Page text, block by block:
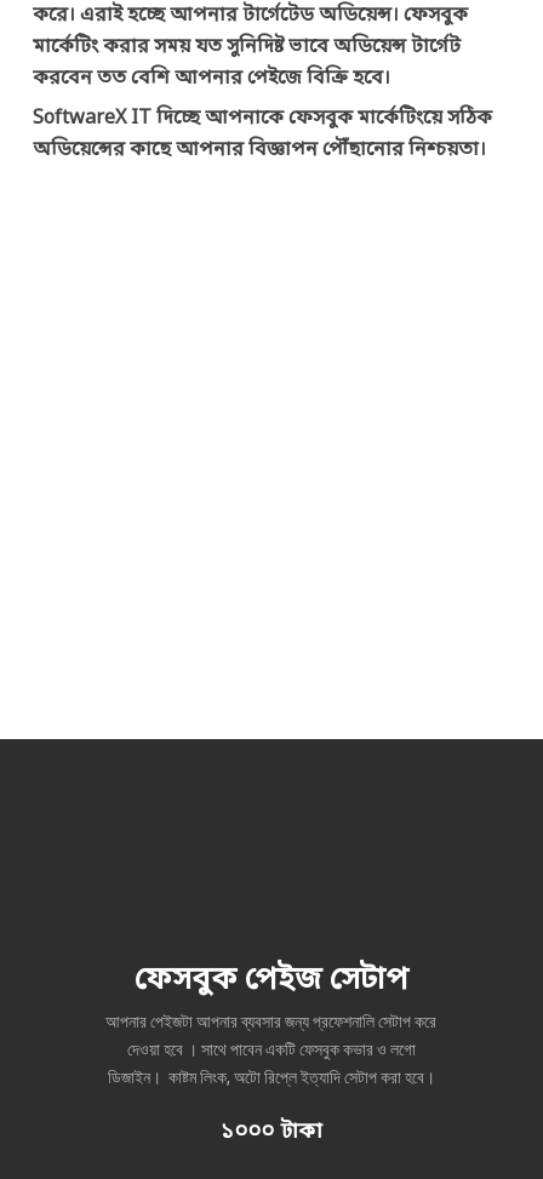
করে। এরাই হচ্ছে আপনার টার্গেটেড অডিয়েন্স। ফেসবুক
মার্কেটিং করার সময় যত সুনিদিষ্ট ভাবে অডিয়েন্স টার্গেট
করবেন তত বেশি আপনার পেইজে বিক্রি হবে।
SoftwareX IT দিচ্ছে আপনাকে ফেসবুক মার্কেটিংয়ে সঠিক
অডিয়েন্সের কাছে আপনার বিজ্ঞাপন পৌঁছানোর নিশ্চয়তা।
ফেসবুক পেইজ সেটাপ
আপনার পেইজটা আপনার ব্যবসার জন্য প্রফেশনালি সেটাপ করে
দেওয়া হবে । সাথে পাবেন একটি ফেসবুক কভার ও লগো
ডিজাইন। কাষ্টম লিংক, অটো রিপ্লে ইত্যাদি সেটাপ করা হবে।
১০০০ টাকা